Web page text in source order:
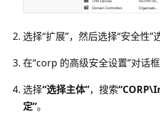
选择“扩展”，然后选择“安全性”
在“corp 的高级安全设置”对话框
选择“选择主体”，搜索
定”。